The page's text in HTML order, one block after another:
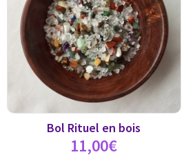
Bol Rituel en bois
11,00€